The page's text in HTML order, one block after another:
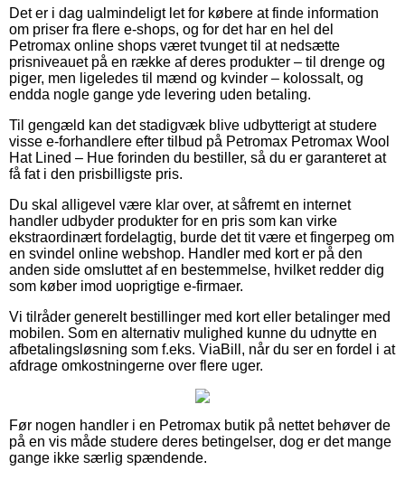
Det er i dag ualmindeligt let for købere at finde information
om priser fra flere e-shops, og for det har en hel del
Petromax online shops været tvunget til at nedsætte
prisniveauet på en række af deres produkter – til drenge og
piger, men ligeledes til mænd og kvinder – kolossalt, og
endda nogle gange yde levering uden betaling.
Til gengæld kan det stadigvæk blive udbytterigt at studere
visse e-forhandlere efter tilbud på Petromax Petromax Wool
Hat Lined – Hue forinden du bestiller, så du er garanteret at
få fat i den prisbilligste pris.
Du skal alligevel være klar over, at såfremt en internet
handler udbyder produkter for en pris som kan virke
ekstraordinært fordelagtig, burde det tit være et fingerpeg om
en svindel online webshop. Handler med kort er på den
anden side omsluttet af en bestemmelse, hvilket redder dig
som køber imod uoprigtige e-firmaer.
Vi tilråder generelt bestillinger med kort eller betalinger med
mobilen. Som en alternativ mulighed kunne du udnytte en
afbetalingsløsning som f.eks. ViaBill, når du ser en fordel i at
afdrage omkostningerne over flere uger.
Før nogen handler i en Petromax butik på nettet behøver de
på en vis måde studere deres betingelser, dog er det mange
gange ikke særlig spændende.